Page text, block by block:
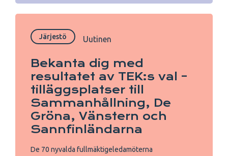
Järjestö Uutinen
Bekanta dig med
resultatet av TEK:s val –
tilläggsplatser till
Sammanhållning, De
Gröna, Vänstern och
Sannfinländarna
De 70 nyvalda fullmäktigeledamöterna